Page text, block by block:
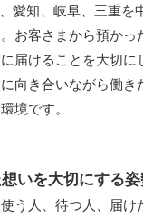
愛知、岐阜、三重を
お客さまから預かっ
届けることを大切に
向き合いながら働き
境です。
いを大切にする
う人、待つ人、届け